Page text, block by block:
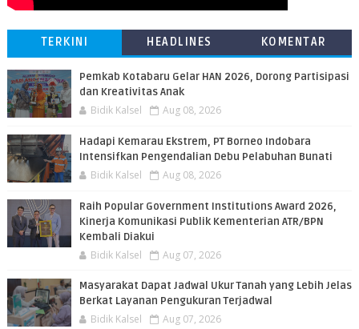
TERKINI HEADLINES KOMENTAR
Pemkab Kotabaru Gelar HAN 2026, Dorong Partisipasi
dan Kreativitas Anak
Bidik Kalsel Aug 08, 2026
​Hadapi Kemarau Ekstrem, PT Borneo Indobara
Intensifkan Pengendalian Debu Pelabuhan Bunati
Bidik Kalsel Aug 08, 2026
Raih Popular Government Institutions Award 2026,
Kinerja Komunikasi Publik Kementerian ATR/BPN
Kembali Diakui
Bidik Kalsel Aug 07, 2026
Masyarakat Dapat Jadwal Ukur Tanah yang Lebih Jelas
Berkat Layanan Pengukuran Terjadwal
Bidik Kalsel Aug 07, 2026